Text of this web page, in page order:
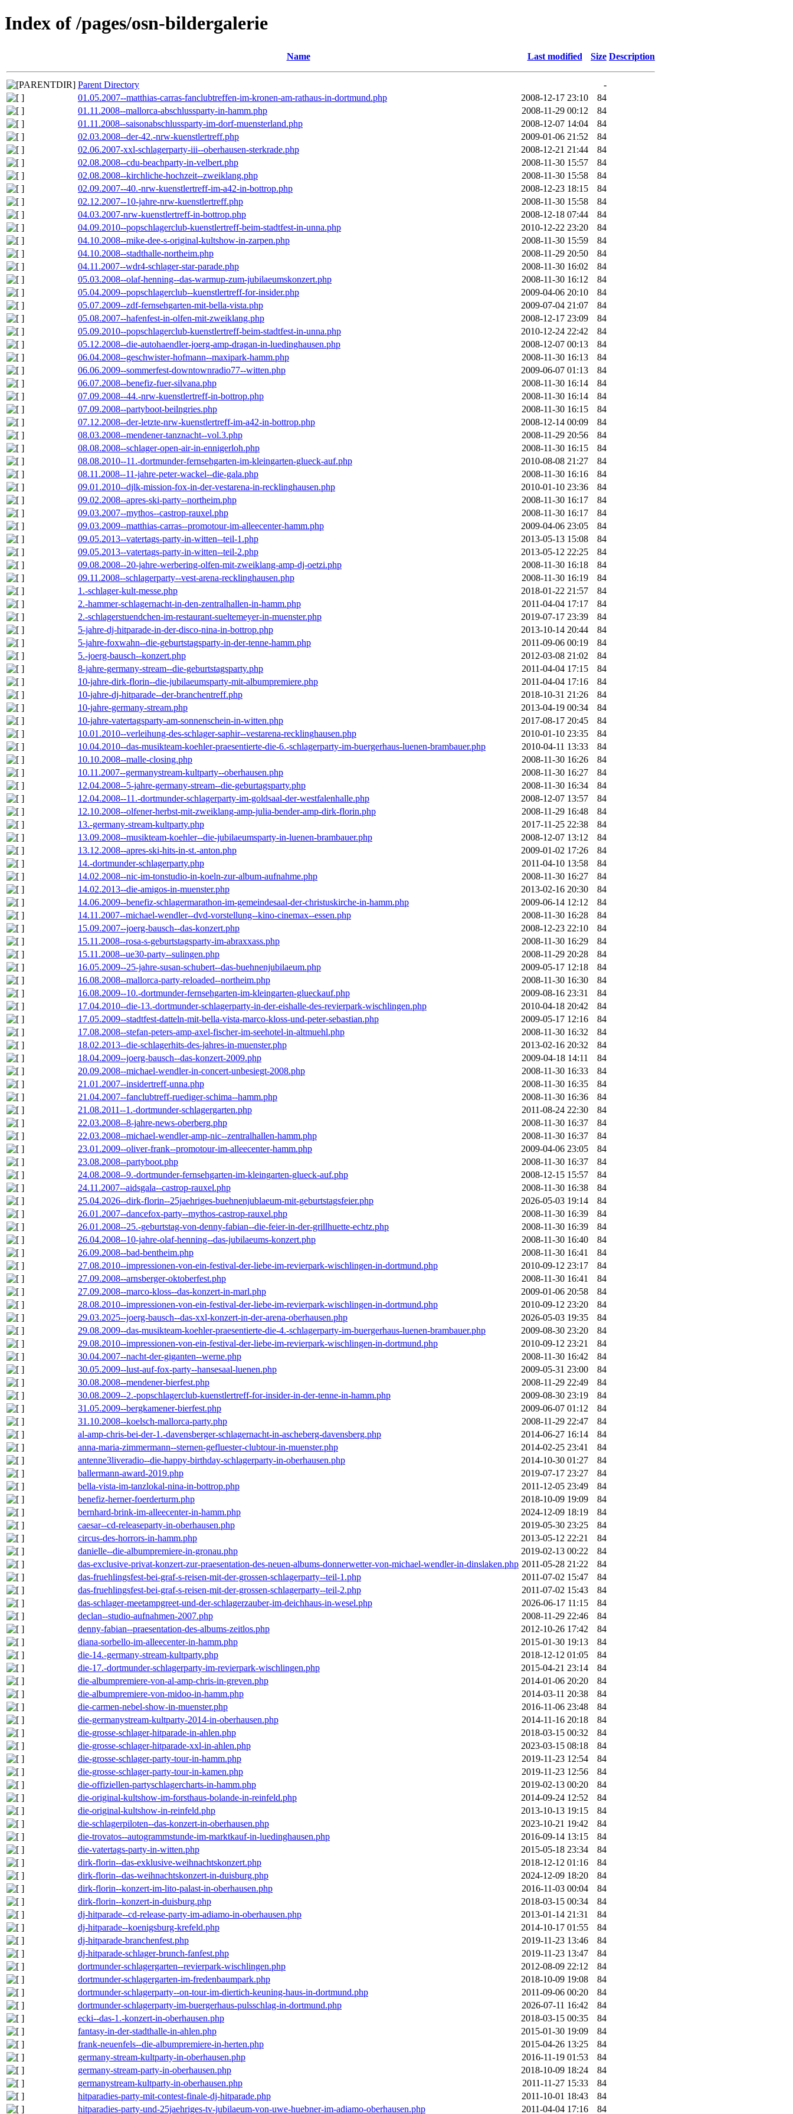
Index of /pages/osn-bildergalerie
Name Last modified Size Description
Parent Directory
-
01.05.2007--matthias-carras-fanclubtreffen-im-kronen-am-rathaus-in-dortmund.php
2008-12-17 23:10
84
01.11.2008--mallorca-abschlussparty-in-hamm.php
2008-11-29 00:12
84
01.11.2008--saisonabschlussparty-im-dorf-muensterland.php
2008-12-07 14:04
84
02.03.2008--der-42.-nrw-kuenstlertreff.php
2009-01-06 21:52
84
02.06.2007-xxl-schlagerparty-iii--oberhausen-sterkrade.php
2008-12-21 21:44
84
02.08.2008--cdu-beachparty-in-velbert.php
2008-11-30 15:57
84
02.08.2008--kirchliche-hochzeit--zweiklang.php
2008-11-30 15:58
84
02.09.2007--40.-nrw-kuenstlertreff-im-a42-in-bottrop.php
2008-12-23 18:15
84
02.12.2007--10-jahre-nrw-kuenstlertreff.php
2008-11-30 15:58
84
04.03.2007-nrw-kuenstlertreff-in-bottrop.php
2008-12-18 07:44
84
04.09.2010--popschlagerclub-kuenstlertreff-beim-stadtfest-in-unna.php
2010-12-22 23:20
84
04.10.2008--mike-dee-s-original-kultshow-in-zarpen.php
2008-11-30 15:59
84
04.10.2008--stadthalle-northeim.php
2008-11-29 20:50
84
04.11.2007--wdr4-schlager-star-parade.php
2008-11-30 16:02
84
05.03.2008--olaf-henning--das-warmup-zum-jubilaeumskonzert.php
2008-11-30 16:12
84
05.04.2009--popschlagerclub--kuenstlertreff-for-insider.php
2009-04-06 20:10
84
05.07.2009--zdf-fernsehgarten-mit-bella-vista.php
2009-07-04 21:07
84
05.08.2007--hafenfest-in-olfen-mit-zweiklang.php
2008-12-17 23:09
84
05.09.2010--popschlagerclub-kuenstlertreff-beim-stadtfest-in-unna.php
2010-12-24 22:42
84
05.12.2008--die-autohaendler-joerg-amp-dragan-in-luedinghausen.php
2008-12-07 00:13
84
06.04.2008--geschwister-hofmann--maxipark-hamm.php
2008-11-30 16:13
84
06.06.2009--sommerfest-downtownradio77--witten.php
2009-06-07 01:13
84
06.07.2008--benefiz-fuer-silvana.php
2008-11-30 16:14
84
07.09.2008--44.-nrw-kuenstlertreff-in-bottrop.php
2008-11-30 16:14
84
07.09.2008--partyboot-beilngries.php
2008-11-30 16:15
84
07.12.2008--der-letzte-nrw-kuenstlertreff-im-a42-in-bottrop.php
2008-12-14 00:09
84
08.03.2008--mendener-tanznacht--vol.3.php
2008-11-29 20:56
84
08.08.2008--schlager-open-air-in-ennigerloh.php
2008-11-30 16:15
84
08.08.2010--11.-dortmunder-fernsehgarten-im-kleingarten-glueck-auf.php
2010-08-08 21:27
84
08.11.2008--11-jahre-peter-wackel--die-gala.php
2008-11-30 16:16
84
09.01.2010--djlk-mission-fox-in-der-vestarena-in-recklinghausen.php
2010-01-10 23:36
84
09.02.2008--apres-ski-party--northeim.php
2008-11-30 16:17
84
09.03.2007--mythos--castrop-rauxel.php
2008-11-30 16:17
84
09.03.2009--matthias-carras--promotour-im-alleecenter-hamm.php
2009-04-06 23:05
84
09.05.2013--vatertags-party-in-witten--teil-1.php
2013-05-13 15:08
84
09.05.2013--vatertags-party-in-witten--teil-2.php
2013-05-12 22:25
84
09.08.2008--20-jahre-werbering-olfen-mit-zweiklang-amp-dj-oetzi.php
2008-11-30 16:18
84
09.11.2008--schlagerparty--vest-arena-recklinghausen.php
2008-11-30 16:19
84
1.-schlager-kult-messe.php
2018-01-22 21:57
84
2.-hammer-schlagernacht-in-den-zentralhallen-in-hamm.php
2011-04-04 17:17
84
2.-schlagerstuendchen-im-restaurant-sueltemeyer-in-muenster.php
2019-07-17 23:39
84
5-jahre-dj-hitparade-in-der-disco-nina-in-bottrop.php
2013-10-14 20:44
84
5-jahre-foxwahn--die-geburtstagsparty-in-der-tenne-hamm.php
2011-09-06 00:19
84
5.-joerg-bausch--konzert.php
2012-03-08 21:02
84
8-jahre-germany-stream--die-geburtstagsparty.php
2011-04-04 17:15
84
10-jahre-dirk-florin--die-jubilaeumsparty-mit-albumpremiere.php
2011-04-04 17:16
84
10-jahre-dj-hitparade--der-branchentreff.php
2018-10-31 21:26
84
10-jahre-germany-stream.php
2013-04-19 00:34
84
10-jahre-vatertagsparty-am-sonnenschein-in-witten.php
2017-08-17 20:45
84
10.01.2010--verleihung-des-schlager-saphir--vestarena-recklinghausen.php
2010-01-10 23:35
84
10.04.2010--das-musikteam-koehler-praesentierte-die-6.-schlagerparty-im-buergerhaus-luenen-brambauer.php
2010-04-11 13:33
84
10.10.2008--malle-closing.php
2008-11-30 16:26
84
10.11.2007--germanystream-kultparty--oberhausen.php
2008-11-30 16:27
84
12.04.2008--5-jahre-germany-stream--die-geburtagsparty.php
2008-11-30 16:34
84
12.04.2008--11.-dortmunder-schlagerparty-im-goldsaal-der-westfalenhalle.php
2008-12-07 13:57
84
12.10.2008--olfener-herbst-mit-zweiklang-amp-julia-bender-amp-dirk-florin.php
2008-11-29 16:48
84
13.-germany-stream-kultparty.php
2017-11-25 22:38
84
13.09.2008--musikteam-koehler--die-jubilaeumsparty-in-luenen-brambauer.php
2008-12-07 13:12
84
13.12.2008--apres-ski-hits-in-st.-anton.php
2009-01-02 17:26
84
14.-dortmunder-schlagerparty.php
2011-04-10 13:58
84
14.02.2008--nic-im-tonstudio-in-koeln-zur-album-aufnahme.php
2008-11-30 16:27
84
14.02.2013--die-amigos-in-muenster.php
2013-02-16 20:30
84
14.06.2009--benefiz-schlagermarathon-im-gemeindesaal-der-christuskirche-in-hamm.php
2009-06-14 12:12
84
14.11.2007--michael-wendler--dvd-vorstellung--kino-cinemax--essen.php
2008-11-30 16:28
84
15.09.2007--joerg-bausch--das-konzert.php
2008-12-23 22:10
84
15.11.2008--rosa-s-geburtstagsparty-im-abraxxass.php
2008-11-30 16:29
84
15.11.2008--ue30-party--sulingen.php
2008-11-29 20:28
84
16.05.2009--25-jahre-susan-schubert--das-buehnenjubilaeum.php
2009-05-17 12:18
84
16.08.2008--mallorca-party-reloaded--northeim.php
2008-11-30 16:30
84
16.08.2009--10.-dortmunder-fernsehgarten-im-kleingarten-glueckauf.php
2009-08-16 23:31
84
17.04.2010--die-13.-dortmunder-schlagerparty-in-der-eishalle-des-revierpark-wischlingen.php
2010-04-18 20:42
84
17.05.2009--stadtfest-datteln-mit-bella-vista-marco-kloss-und-peter-sebastian.php
2009-05-17 12:16
84
17.08.2008--stefan-peters-amp-axel-fischer-im-seehotel-in-altmuehl.php
2008-11-30 16:32
84
18.02.2013--die-schlagerhits-des-jahres-in-muenster.php
2013-02-16 20:32
84
18.04.2009--joerg-bausch--das-konzert-2009.php
2009-04-18 14:11
84
20.09.2008--michael-wendler-in-concert-unbesiegt-2008.php
2008-11-30 16:33
84
21.01.2007--insidertreff-unna.php
2008-11-30 16:35
84
21.04.2007--fanclubtreff-ruediger-schima--hamm.php
2008-11-30 16:36
84
21.08.2011--1.-dortmunder-schlagergarten.php
2011-08-24 22:30
84
22.03.2008--8-jahre-news-oberberg.php
2008-11-30 16:37
84
22.03.2008--michael-wendler-amp-nic--zentralhallen-hamm.php
2008-11-30 16:37
84
23.01.2009--oliver-frank--promotour-im-alleecenter-hamm.php
2009-04-06 23:05
84
23.08.2008--partyboot.php
2008-11-30 16:37
84
24.08.2008--9.-dortmunder-fernsehgarten-im-kleingarten-glueck-auf.php
2008-12-15 15:57
84
24.11.2007--aidsgala--castrop-rauxel.php
2008-11-30 16:38
84
25.04.2026--dirk-florin--25jaehriges-buehnenjublaeum-mit-geburtstagsfeier.php
2026-05-03 19:14
84
26.01.2007--dancefox-party--mythos-castrop-rauxel.php
2008-11-30 16:39
84
26.01.2008--25.-geburtstag-von-denny-fabian--die-feier-in-der-grillhuette-echtz.php
2008-11-30 16:39
84
26.04.2008--10-jahre-olaf-henning--das-jubilaeums-konzert.php
2008-11-30 16:40
84
26.09.2008--bad-bentheim.php
2008-11-30 16:41
84
27.08.2010--impressionen-von-ein-festival-der-liebe-im-revierpark-wischlingen-in-dortmund.php
2010-09-12 23:17
84
27.09.2008--arnsberger-oktoberfest.php
2008-11-30 16:41
84
27.09.2008--marco-kloss--das-konzert-in-marl.php
2009-01-06 20:58
84
28.08.2010--impressionen-von-ein-festival-der-liebe-im-revierpark-wischlingen-in-dortmund.php
2010-09-12 23:20
84
29.03.2025--joerg-bausch--das-xxl-konzert-in-der-arena-oberhausen.php
2026-05-03 19:35
84
29.08.2009--das-musikteam-koehler-praesentierte-die-4.-schlagerparty-im-buergerhaus-luenen-brambauer.php
2009-08-30 23:20
84
29.08.2010--impressionen-von-ein-festival-der-liebe-im-revierpark-wischlingen-in-dortmund.php
2010-09-12 23:21
84
30.04.2007--nacht-der-giganten--werne.php
2008-11-30 16:42
84
30.05.2009--lust-auf-fox-party--hansesaal-luenen.php
2009-05-31 23:00
84
30.08.2008--mendener-bierfest.php
2008-11-29 22:49
84
30.08.2009--2.-popschlagerclub-kuenstlertreff-for-insider-in-der-tenne-in-hamm.php
2009-08-30 23:19
84
31.05.2009--bergkamener-bierfest.php
2009-06-07 01:12
84
31.10.2008--koelsch-mallorca-party.php
2008-11-29 22:47
84
al-amp-chris-bei-der-1.-davensberger-schlagernacht-in-ascheberg-davensberg.php
2014-06-27 16:14
84
anna-maria-zimmermann--sternen-gefluester-clubtour-in-muenster.php
2014-02-25 23:41
84
antenne3liveradio--die-happy-birthday-schlagerparty-in-oberhausen.php
2014-10-30 01:27
84
ballermann-award-2019.php
2019-07-17 23:27
84
bella-vista-im-tanzlokal-nina-in-bottrop.php
2011-12-05 23:49
84
benefiz-herner-foerderturm.php
2018-10-09 19:09
84
bernhard-brink-im-alleecenter-in-hamm.php
2024-12-09 18:19
84
caesar--cd-releaseparty-in-oberhausen.php
2019-05-30 23:25
84
circus-des-horrors-in-hamm.php
2013-05-12 22:21
84
danielle--die-albumpremiere-in-gronau.php
2019-02-13 00:22
84
das-exclusive-privat-konzert-zur-praesentation-des-neuen-albums-donnerwetter-von-michael-wendler-in-dinslaken.php 2011-05-28 21:22
84
das-fruehlingsfest-bei-graf-s-reisen-mit-der-grossen-schlagerparty--teil-1.php
2011-07-02 15:47
84
das-fruehlingsfest-bei-graf-s-reisen-mit-der-grossen-schlagerparty--teil-2.php
2011-07-02 15:43
84
das-schlager-meetampgreet-und-der-schlagerzauber-im-deichhaus-in-wesel.php
2026-06-17 11:15
84
declan--studio-aufnahmen-2007.php
2008-11-29 22:46
84
denny-fabian--praesentation-des-albums-zeitlos.php
2012-10-26 17:42
84
diana-sorbello-im-alleecenter-in-hamm.php
2015-01-30 19:13
84
die-14.-germany-stream-kultparty.php
2018-12-12 01:05
84
die-17.-dortmunder-schlagerparty-im-revierpark-wischlingen.php
2015-04-21 23:14
84
die-albumpremiere-von-al-amp-chris-in-greven.php
2014-01-06 20:20
84
die-albumpremiere-von-midoo-in-hamm.php
2014-03-11 20:38
84
die-carmen-nebel-show-in-muenster.php
2016-11-06 23:48
84
die-germanystream-kultparty-2014-in-oberhausen.php
2014-11-16 20:18
84
die-grosse-schlager-hitparade-in-ahlen.php
2018-03-15 00:32
84
die-grosse-schlager-hitparade-xxl-in-ahlen.php
2023-03-15 08:18
84
die-grosse-schlager-party-tour-in-hamm.php
2019-11-23 12:54
84
die-grosse-schlager-party-tour-in-kamen.php
2019-11-23 12:56
84
die-offiziellen-partyschlagercharts-in-hamm.php
2019-02-13 00:20
84
die-original-kultshow-im-forsthaus-bolande-in-reinfeld.php
2014-09-24 12:52
84
die-original-kultshow-in-reinfeld.php
2013-10-13 19:15
84
die-schlagerpiloten--das-konzert-in-oberhausen.php
2023-10-21 19:42
84
die-trovatos--autogrammstunde-im-marktkauf-in-luedinghausen.php
2016-09-14 13:15
84
die-vatertags-party-in-witten.php
2015-05-18 23:34
84
dirk-florin--das-exklusive-weihnachtskonzert.php
2018-12-12 01:16
84
dirk-florin--das-weihnachtskonzert-in-duisburg.php
2024-12-09 18:20
84
dirk-florin--konzert-im-lito-palast-in-oberhausen.php
2016-11-03 00:04
84
dirk-florin--konzert-in-duisburg.php
2018-03-15 00:34
84
dj-hitparade--cd-release-party-im-adiamo-in-oberhausen.php
2013-01-14 21:31
84
dj-hitparade--koenigsburg-krefeld.php
2014-10-17 01:55
84
dj-hitparade-branchenfest.php
2019-11-23 13:46
84
dj-hitparade-schlager-brunch-fanfest.php
2019-11-23 13:47
84
dortmunder-schlagergarten--revierpark-wischlingen.php
2012-08-09 22:12
84
dortmunder-schlagergarten-im-fredenbaumpark.php
2018-10-09 19:08
84
dortmunder-schlagerparty--on-tour-im-diertich-keuning-haus-in-dortmund.php
2011-09-06 00:20
84
dortmunder-schlagerparty-im-buergerhaus-pulsschlag-in-dortmund.php
2026-07-11 16:42
84
ecki--das-1.-konzert-in-oberhausen.php
2018-03-15 00:35
84
fantasy-in-der-stadthalle-in-ahlen.php
2015-01-30 19:09
84
frank-neuenfels--die-albumpremiere-in-herten.php
2015-04-26 13:25
84
germany-stream-kultparty-in-oberhausen.php
2016-11-19 01:53
84
germany-stream-party-in-oberhausen.php
2018-10-09 18:24
84
germanystream-kultparty-in-oberhausen.php
2011-11-27 15:33
84
hitparadies-party-mit-contest-finale-dj-hitparade.php
2011-10-01 18:43
84
hitparadies-party-und-25jaehriges-tv-jubilaeum-von-uwe-huebner-im-adiamo-oberhausen.php
2011-04-04 17:16 84